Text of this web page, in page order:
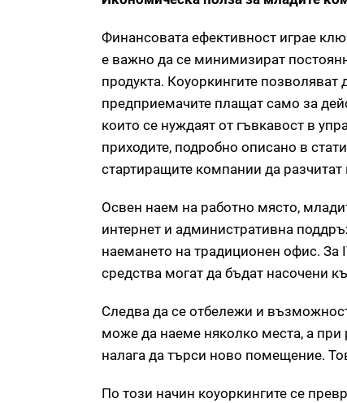
Финансовата ефективност играе
е важно да се минимизират
продукта. Коуоркингите
предприемачите плащат само за
които се нуждаят от гъвкавост в
приходите, подробно описано в
стартиращите компании да
Освен наем на работно място,
интернет и административна
наемането на традиционен офис. За
средства могат да бъдат насочени
Следва да се отбележи и
може да наеме няколко места, а при
налага да търси ново помещение.
По този начин коуоркингите се